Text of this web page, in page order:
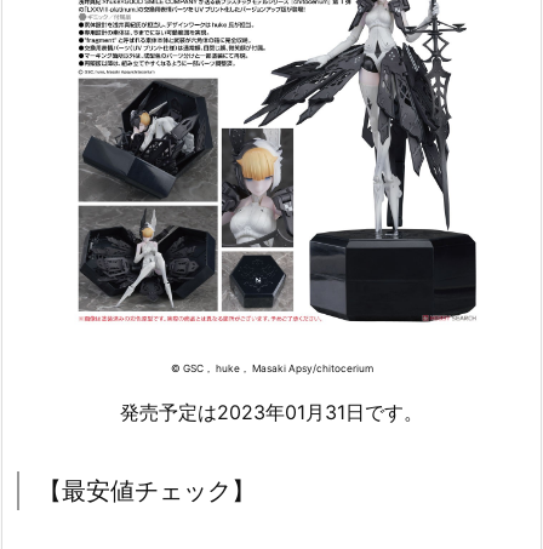
© GSC， huke， Masaki Apsy/chitocerium
発売予定は2023年01月31日です。
【最安値チェック】